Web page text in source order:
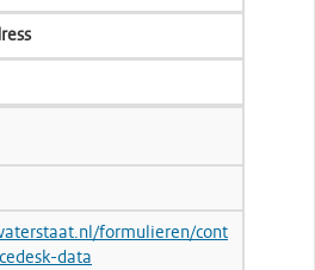
formulieren/cont
data